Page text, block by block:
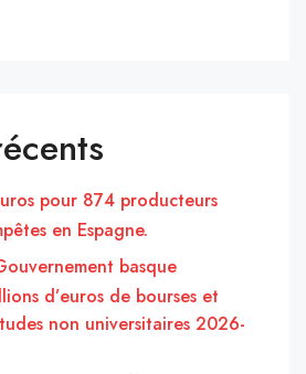
pour 874 producteurs
en Espagne.
basque
d’euros de bourses et
non universitaires 2026-